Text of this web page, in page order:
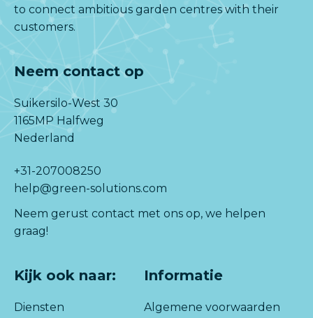
to connect ambitious garden centres with their
customers.
Neem contact op
Suikersilo-West 30
1165MP Halfweg
Nederland
+31-207008250
help@green-solutions.com
Neem gerust contact met ons op, we helpen
graag!
Kijk ook naar:
Diensten
Informatie
Algemene voorwaarden